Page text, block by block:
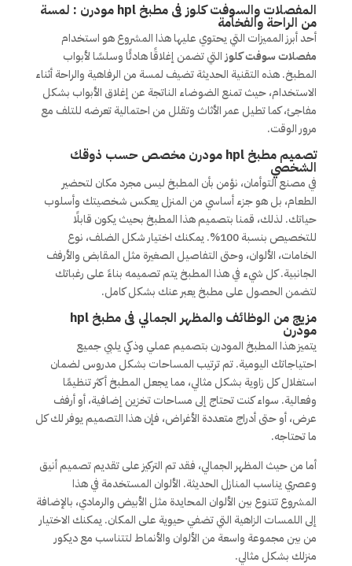
المفصلات والسوفت كلوز فى مطبخ hpl مودرن : لمسة
من الراحة والفخامة
أحد أبرز المميزات التي يحتوي عليها هذا المشروع هو استخدام
مفصلات سوفت كلوزالتي تضمن إغلاقًا هادئًا وسلسًا لأبواب
المطبخ. هذه التقنية الحديثة تضيف لمسة من الرفاهية والراحة أثناء
الاستخدام، حيث تمنع الضوضاء الناتجة عن إغلاق الأبواب بشكل
مفاجئ، كما تطيل عمر الأثاث وتقلل من احتمالية تعرضه للتلف مع
مرور الوقت.
تصميم مطبخ hpl مودرن مخصص حسب ذوقك
الشخصي
في مصنع التوأمان، نؤمن بأن المطبخ ليس مجرد مكان لتحضير
الطعام، بل هو جزء أساسي من المنزل يعكس شخصيتك وأسلوب
حياتك. لذلك، قمنا بتصميم هذا المطبخ بحيث يكون قابلًا
للتخصيص بنسبة 100%. يمكنك اختيار شكل الضلف، نوع
الخامات، الألوان، وحتى التفاصيل الصغيرة مثل المقابض والأرفف
الجانبية. كل شيء في هذا المطبخ يتم تصميمه بناءً على رغباتك
لتضمن الحصول على مطبخ يعبر عنك بشكل كامل.
مزيج من الوظائف والمظهر الجمالي فى مطبخ hpl
مودرن
يتميز هذا المطبخ المودرن بتصميم عملي وذكي يلبي جميع
احتياجاتك اليومية. تم ترتيب المساحات بشكل مدروس لضمان
استغلال كل زاوية بشكل مثالي، مما يجعل المطبخ أكثر تنظيمًا
وفعالية. سواء كنت تحتاج إلى مساحات تخزين إضافية، أو أرفف
عرض، أو حتى أدراج متعددة الأغراض، فإن هذا التصميم يوفر لك كل
ما تحتاجه.
أما من حيث المظهر الجمالي، فقد تم التركيز على تقديم تصميم أنيق
وعصري يناسب المنازل الحديثة. الألوان المستخدمة في هذا
المشروع تتنوع بين الألوان المحايدة مثل الأبيض والرمادي، بالإضافة
إلى اللمسات الزاهية التي تضفي حيوية على المكان. يمكنك الاختيار
من بين مجموعة واسعة من الألوان والأنماط لتتناسب مع ديكور
منزلك بشكل مثالي.